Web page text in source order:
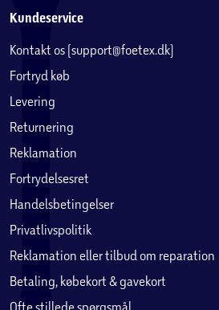
Kundeservice
Kontakt os (support@foetex.dk)
Fortryd køb
Levering
Returnering
Reklamation
Fortrydelsesret
Handelsbetingelser
Privatlivspolitik
Reklamation eller tilbud om reparation
Betaling, købekort & gavekort
Ofte stillede spørgsmål